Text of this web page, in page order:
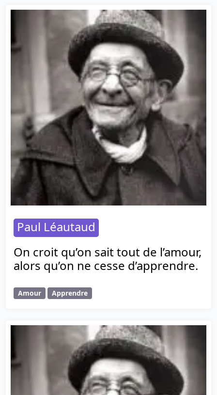
Paul Léautaud
On croit qu’on sait tout de l’amour,
alors qu’on ne cesse d’apprendre.
Amour Apprendre